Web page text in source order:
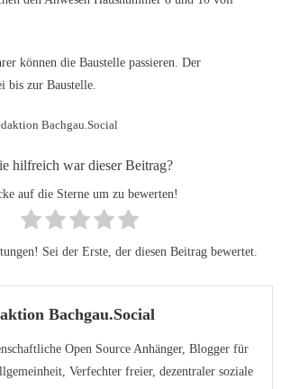
können die Baustelle passieren. Der
bis zur Baustelle.
Bachgau.Social
hilfreich war dieser Beitrag?
auf die Sterne um zu bewerten!
Sei der Erste, der diesen Beitrag bewertet.
Bachgau.Social
Open Source Anhänger, Blogger für
Verfechter freier, dezentraler soziale